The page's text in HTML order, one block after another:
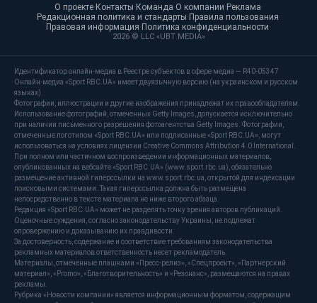
О проекте·Контакты·Команда·О компании·Реклама·
Редакционная политика и стандарты·Правила пользования·
Правовая информация·Политика конфиденциальности·
2026 © LLC «UBT MEDIA»
Идентификатор онлайн-медиа в Реестре субъектов в сфере медиа — R40-05347
Онлайн-медиа «Sport RBC.UA» имеет двуязычную версию (на украинском и русском
языках).
Фотографии, иллюстрации и другие изображения принадлежат их правообладателям.
Использование фотографий, отмеченных Getty Images, допускается исключительно
при наличии письменного разрешения фотоагентства Getty Images. Фотографии,
отмеченные логотипом «Sport RBC.UA» или подписанные «Sport RBC.UA», могут
использоваться на условиях лицензии Creative Commons Attribution 4.0 International.
При полном или частичном воспроизведении информационных материалов,
опубликованных на вебсайте «Sport RBC.UA» (www.sport.rbc.ua), обязательно
размещение активной гиперссылки на www.sport.rbc.ua, открытой для индексации
поисковыми системами. Такая гиперссылка должна быть размещена
непосредственно в тексте материала не ниже второго абзаца.
Редакция «Sport RBC.UA» может не разделять точку зрения авторов публикаций.
Оценочные суждения, согласно законодательству Украины, не подлежат
опровержению и доказыванию их правдивости.
За достоверность, содержание и соответствие требованиям законодательства
рекламных материалов ответственность несет рекламодатель.
Материалы, отмеченные плашками «Пресс-релиз», «Спецпроект», «Партнерский
материал», «Promo», «Благотворительность» и «Резонанс», размещаются на правах
рекламы.
Рубрика «Новости компании» является информационным форматом, содержащим